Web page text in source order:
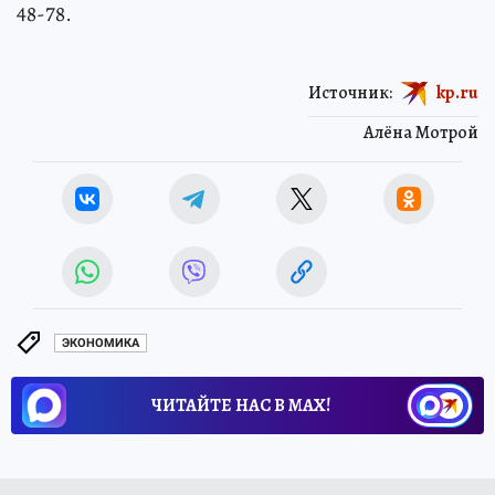
48-78.
Алёна Мотрой
Источник: kp.ru
ЭКОНОМИКА
ЧИТАЙТЕ НАС В МАХ!